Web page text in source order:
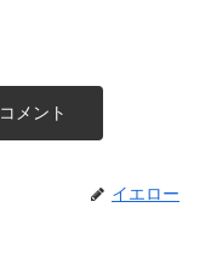
コメント
イエロー